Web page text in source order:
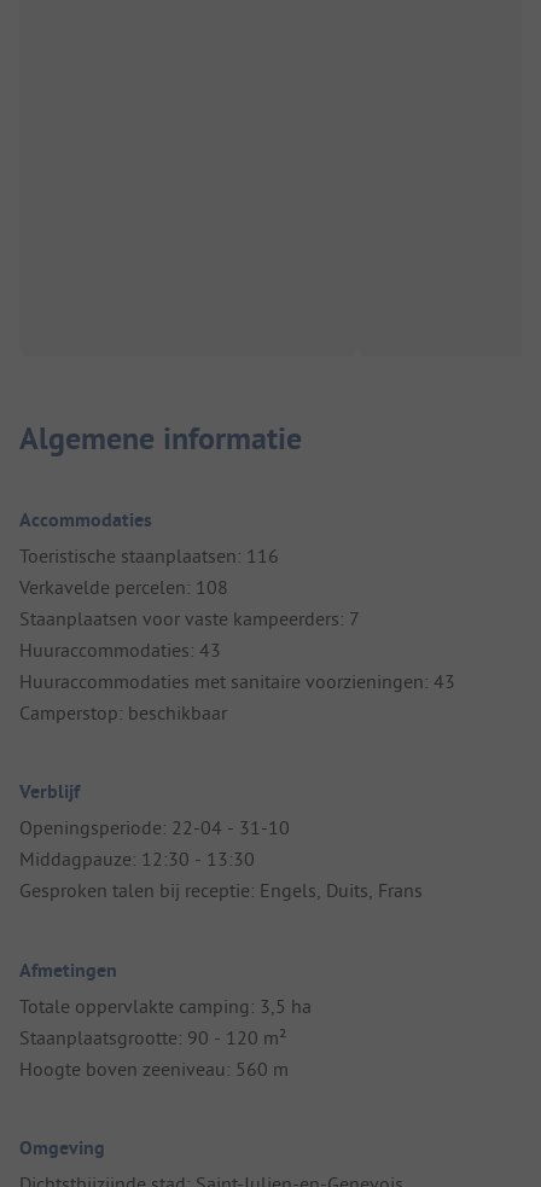
Algemene informatie
Accommodaties
Toeristische staanplaatsen: 116
Verkavelde percelen: 108
Staanplaatsen voor vaste kampeerders: 7
Huuraccommodaties: 43
Huuraccommodaties met sanitaire voorzieningen: 43
Camperstop: beschikbaar
Verblijf
Openingsperiode: 22-04 - 31-10
Middagpauze: 12:30 - 13:30
Gesproken talen bij receptie: Engels, Duits, Frans
Afmetingen
Totale oppervlakte camping: 3,5 ha
Staanplaatsgrootte: 90 - 120 m²
Hoogte boven zeeniveau: 560 m
Omgeving